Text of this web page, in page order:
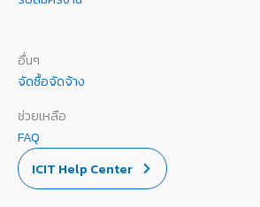
อื่นๆ
จัดซื้อจัดจ้าง
ช่วยเหลือ
FAQ
ICIT Help Center